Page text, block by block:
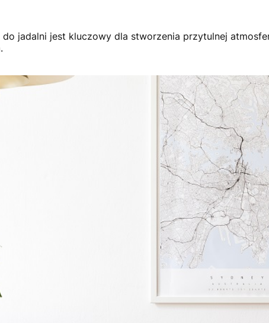
jadalni jest kluczowy dla stworzenia przytulnej